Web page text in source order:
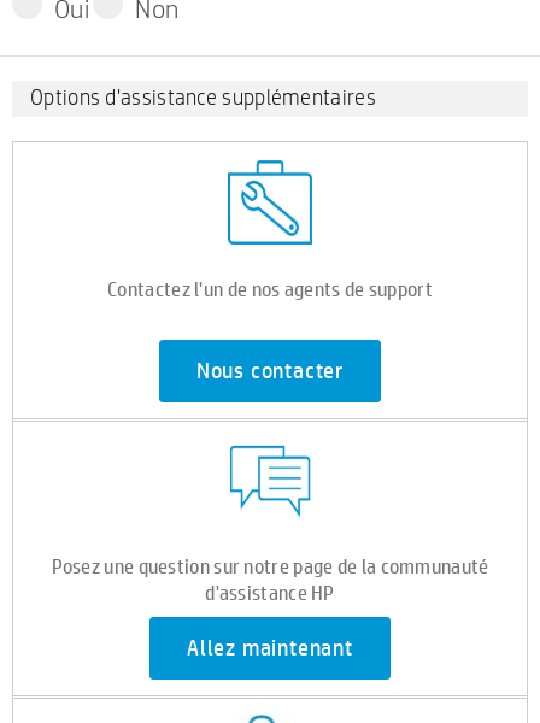
Oui Non
Options d'assistance supplémentaires
Contactez l'un de nos agents de support
Nous contacter
Posez une question sur notre page de la communauté
d'assistance HP
Allez maintenant